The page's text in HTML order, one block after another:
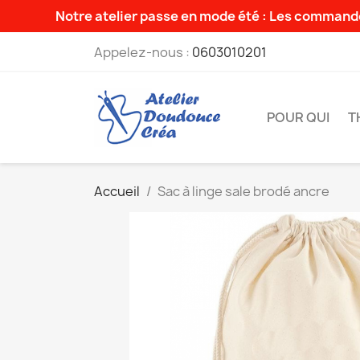
Notre atelier passe en mode été : Les
Appelez-nous : 0603010201
POUR QUI
Accueil Sac à linge sale brodé ancre